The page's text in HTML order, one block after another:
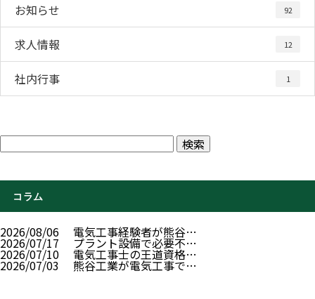
お知らせ 92
求人情報 12
社内行事 1
コラム
2026/08/06 電気工事経験者が熊谷…
2026/07/17 プラント設備で必要不…
2026/07/10 電気工事士の王道資格…
2026/07/03 熊谷工業が電気工事で…